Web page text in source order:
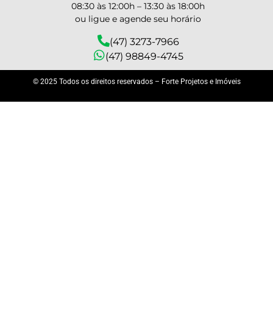
08:30 às 12:00h – 13:30 às 18:00h
ou ligue e agende seu horário
(47) 3273-7966
(47) 98849-4745
© 2025 Todos os direitos reservados – Forte Projetos e Imóveis